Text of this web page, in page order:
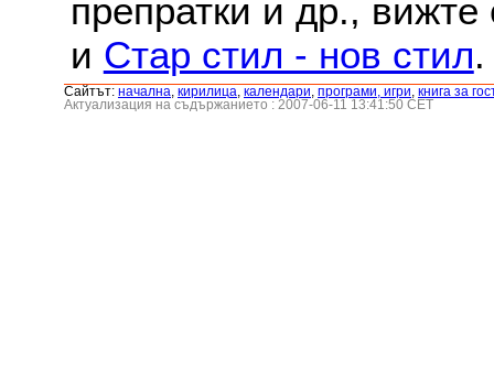
препратки и др.,
и Стар стил - нов стил.
Сайтът: началнa кирилица календари програми, игри книга за
Актуализация на съдържанието : 2007-06-11 13:41:50 CET